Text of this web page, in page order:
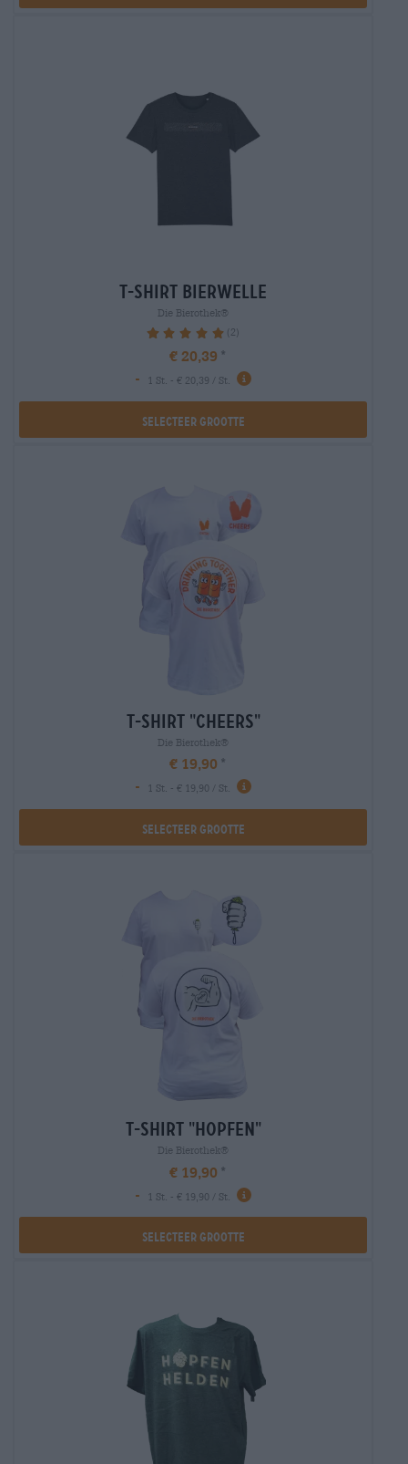
t-shirt bierwelle
Die Bierothek®
100% (2)
€ 20,39
-
1 St. - € 20,39 / St.
Selecteer Grootte
t-shirt "cheers"
Die Bierothek®
€ 19,90
-
1 St. - € 19,90 / St.
Selecteer Grootte
t-shirt "hopfen"
Die Bierothek®
€ 19,90
-
1 St. - € 19,90 / St.
Selecteer Grootte